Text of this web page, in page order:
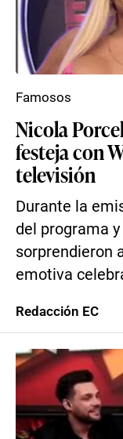
Nicola
festeja con
televisión
Durante la
del programa
sorprendieron
emotiva
Famosos
Redacción EC